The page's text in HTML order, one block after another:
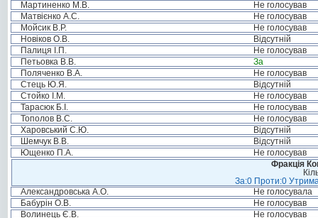
Мартиненко М.В.
Не голосував
Матвієнко А.С.
Не голосував
Мойсик В.Р.
Не голосував
Новіков О.В.
Відсутній
Палиця І.П.
Не голосував
Петьовка В.В.
За
Поляченко В.А.
Не голосував
Стець Ю.Я.
Відсутній
Стойко І.М.
Не голосував
Тарасюк Б.І.
Не голосував
Тополов В.С.
Не голосував
Харовський С.Ю.
Відсутній
Шемчук В.В.
Відсутній
Ющенко П.А.
Не голосував
Фракція
За:0 Проти:0
Александровська А.О.
Не голосувала
Бабурін О.В.
Не голосував
Волинець Є.В.
Не голосував